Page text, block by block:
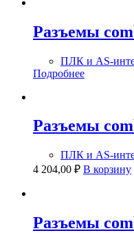
Разъемы
ПЛК и AS-
Подробнее
Разъемы
ПЛК и AS-
4 204,00 ₽ В корзину
Разъемы